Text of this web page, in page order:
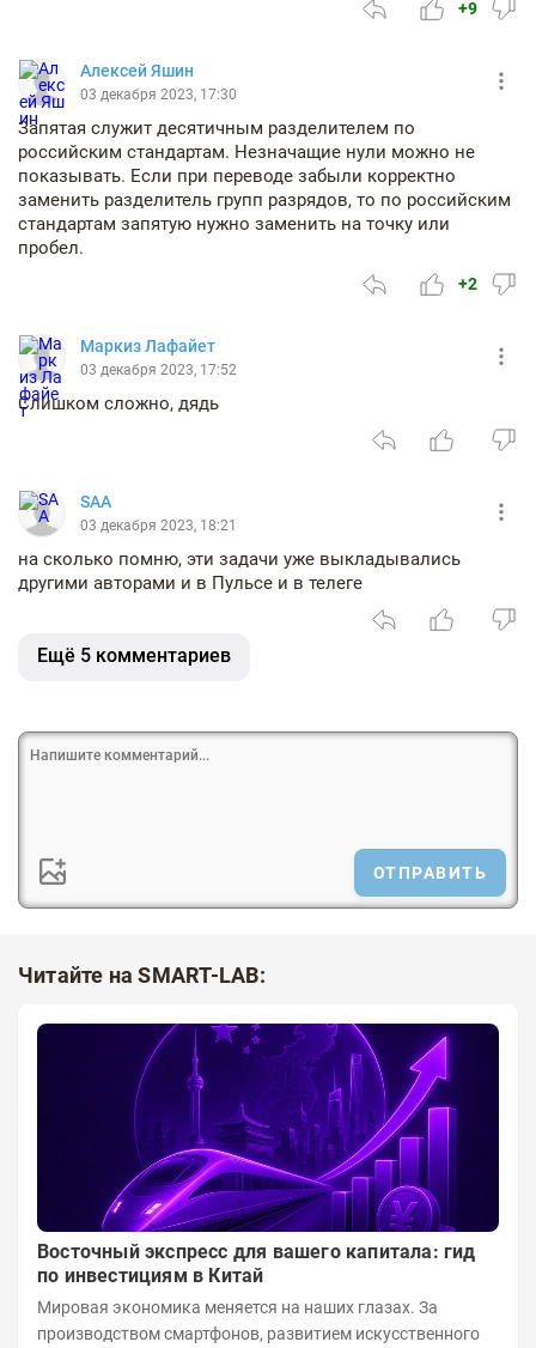
+9
Алексей Яшин
03 декабря 2023, 17:30
Запятая служит десятичным разделителем по
российским стандартам. Незначащие нули можно не
показывать. Если при переводе забыли корректно
заменить разделитель групп разрядов, то по российским
стандартам запятую нужно заменить на точку или
пробел.
+2
Маркиз Лафайет
03 декабря 2023, 17:52
Слишком сложно, дядь
SAA
03 декабря 2023, 18:21
на сколько помню, эти задачи уже выкладывались
другими авторами и в Пульсе и в телеге
Ещё 5 комментариев
ОТПРАВИТЬ
Читайте на SMART-LAB:
Восточный экспресс для вашего капитала: гид
по инвестициям в Китай
Мировая экономика меняется на наших глазах. За
производством смартфонов, развитием искусственного